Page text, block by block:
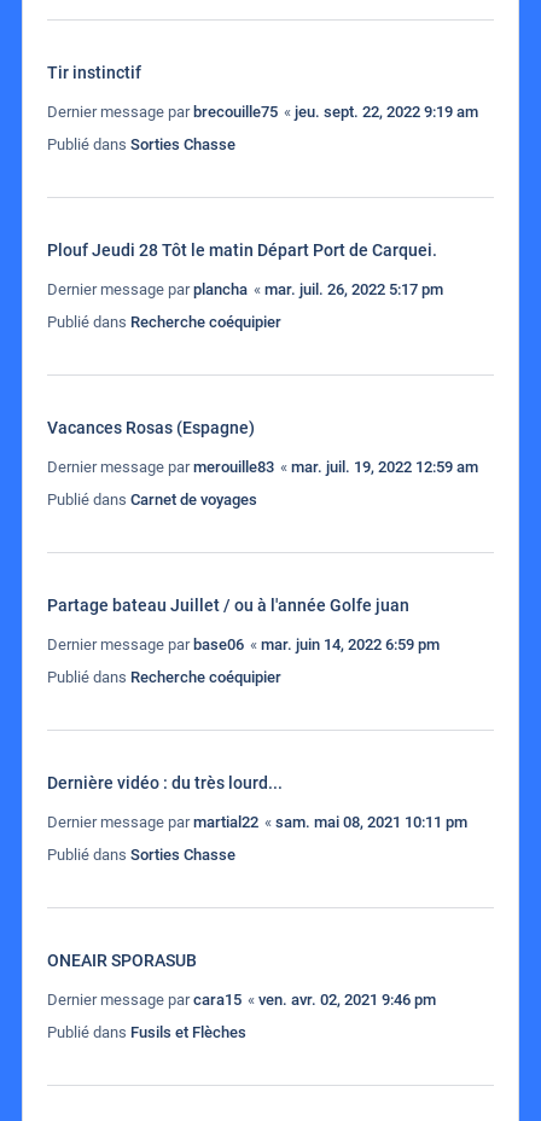
Tir instinctif
Dernier message par brecouille75 « jeu. sept. 22, 2022 9:19 am
Publié dans Sorties Chasse
Plouf Jeudi 28 Tôt le matin Départ Port de Carquei.
Dernier message parplancha « mar. juil. 26, 2022 5:17 pm
Publié dans Recherche coéquipier
Vacances Rosas (Espagne)
Dernier message parmerouille83 « mar. juil. 19, 2022 12:59 am
Publié dans Carnet de voyages
Partage bateau Juillet / ou à l'année Golfe juan
Dernier message par base06 « mar. juin 14, 2022 6:59 pm
Publié dans Recherche coéquipier
Dernière vidéo : du très lourd...
Dernier message parmartial22 « sam. mai 08, 2021 10:11 pm
Publié dans Sorties Chasse
ONEAIR SPORASUB
Dernier message parcara15 « ven. avr. 02, 2021 9:46 pm
Publié dans Fusils et Flèches